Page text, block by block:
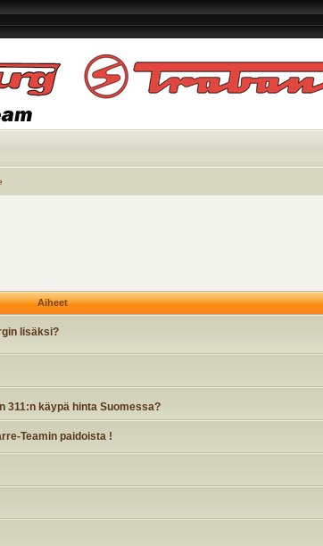
Aiheet
lisäksi?
311:n käypä hinta Suomessa?
Teamin paidoista !